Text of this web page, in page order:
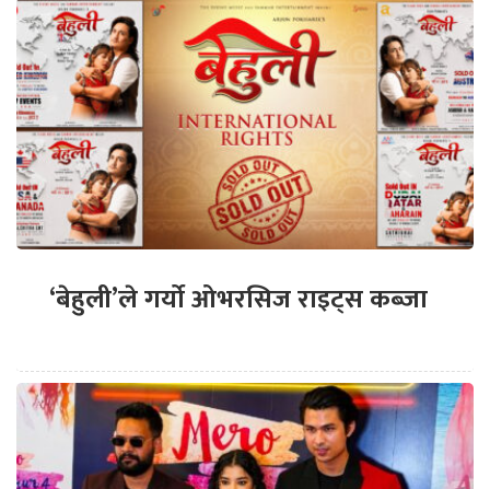
‘बेहुली’ले गर्यो ओभरसिज राइट्स कब्जा